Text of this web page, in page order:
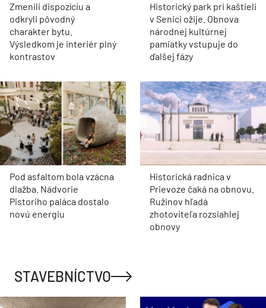
Zmenili dispozíciu a
odkryli pôvodný
charakter bytu.
Výsledkom je interiér plný
kontrastov
Historický park pri kaštieli
v Senici ožije. Obnova
národnej kultúrnej
pamiatky vstupuje do
ďalšej fázy
Pod asfaltom bola vzácna
dlažba. Nádvorie
Pistoriho paláca dostalo
novú energiu
Historická radnica v
Prievoze čaká na obnovu.
Ružinov hľadá
zhotoviteľa rozsiahlej
obnovy
STAVEBNÍCTVO